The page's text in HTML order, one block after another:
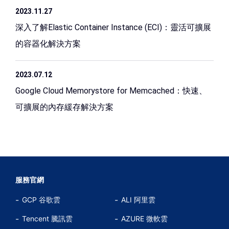
2023.11.27
深入了解Elastic Container Instance (ECI)：靈活可擴展
的容器化解決方案
2023.07.12
Google Cloud Memorystore for Memcached：快速、
可擴展的內存緩存解決方案
服務官網
GCP 谷歌雲 ALI 阿里雲
Tencent 騰訊雲 AZURE 微軟雲